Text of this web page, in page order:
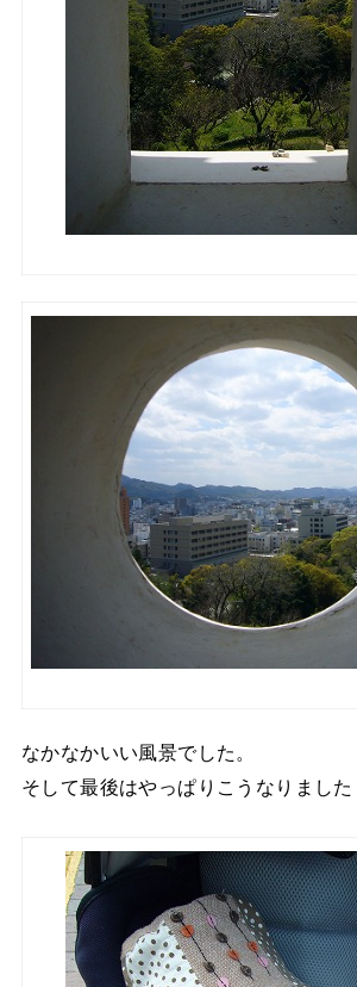
なかなかいい風景でした。
そして最後はやっぱりこうなりました